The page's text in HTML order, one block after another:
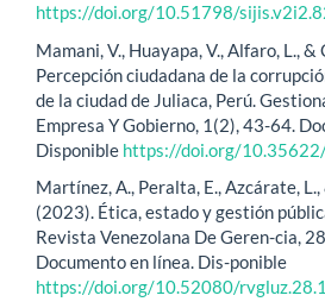
https://doi.org/10.51798/
Mamani, V., Huayapa, V., Alfaro, L.,
Percepción ciudadana de la
de la ciudad de Juliaca, Perú.
Empresa Y Gobierno, 1(2), 43-64.
Disponible https://doi.org/
Martínez, A., Peralta, E., Azcárate,
(2023). Ética, estado y gestión
Revista Venezolana De Geren-cia,
Documento en línea. Dis-ponible
https://doi.org/10.52080/